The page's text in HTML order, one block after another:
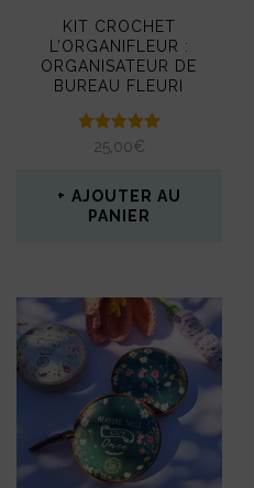
KIT CROCHET
L’ORGANIFLEUR :
ORGANISATEUR DE
BUREAU FLEURI
Note
5.00
25,00€
AJOUTER AU
PANIER